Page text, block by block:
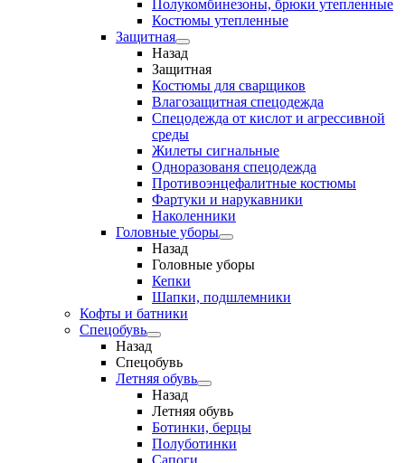
Полукомбинезоны, брюки утепленные
Костюмы утепленные
Защитная
Назад
Защитная
Костюмы для сварщиков
Влагозащитная спецодежда
Спецодежда от кислот и агрессивной
среды
Жилеты сигнальные
Одноразованя спецодежда
Противоэнцефалитные костюмы
Фартуки и нарукавники
Наколенники
Головные уборы
Назад
Головные уборы
Кепки
Шапки, подшлемники
Кофты и батники
Спецобувь
Назад
Спецобувь
Летняя обувь
Назад
Летняя обувь
Ботинки, берцы
Полуботинки
Сапоги